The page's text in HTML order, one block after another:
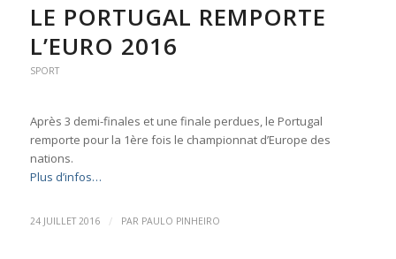
LE PORTUGAL REMPORTE
L’EURO 2016
SPORT
Après 3 demi-finales et une finale perdues, le Portugal
remporte pour la 1ère fois le championnat d’Europe des
nations.
Plus d’infos…
24 JUILLET 2016 / PAR PAULO PINHEIRO